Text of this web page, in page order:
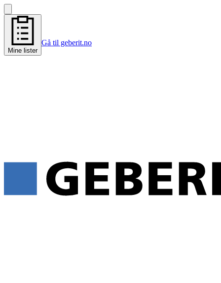
Mine lister
Gå til geberit.no